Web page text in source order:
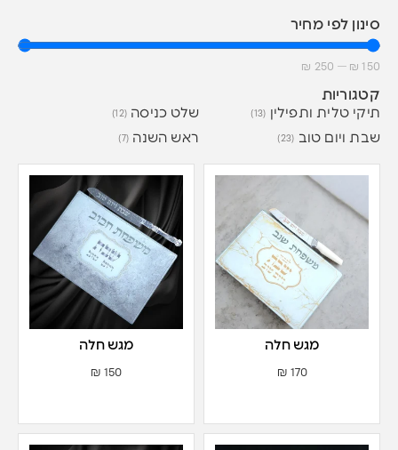
סינון לפי מחיר
150
₪
—
250
₪
קטגוריות
תיקי טלית ותפילין (13) שלט כניסה (12)
שבת ויום טוב (23) ראש השנה (7)
מגש חלה
170
₪
מגש חלה
150
₪